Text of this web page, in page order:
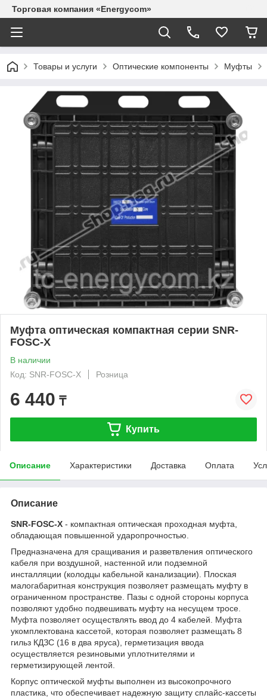
Торговая компания «Energycom»
Товары и услуги Оптические компоненты Муфты
Муфта оптическая компактная серии SNR-
FOSC-X
В наличии
Код: SNR-FOSC-X
Розница
6 440 ₸
Купить
Описание Характеристики Доставка Оплата
Описание
SNR-FOSC-X - компактная оптическая проходная муфта,
обладающая повышенной ударопрочностью.
Предназначена для сращивания и разветвления оптического
кабеля при воздушной, настенной или подземной
инсталляции (колодцы кабельной канализации). Плоская
малогабаритная конструкция позволяет размещать муфту в
ограниченном пространстве. Пазы с одной стороны корпуса
позволяют удобно подвешивать муфту на несущем тросе.
Муфта позволяет осуществлять ввод до 4 кабелей. Муфта
укомплектована кассетой, которая позволяет размещать 8
гильз КДЗС (16 в два яруса), герметизация ввода
осуществляется резиновыми уплотнителями и
герметизирующей лентой.
Корпус оптической муфты выполнен из высокопрочного
пластика, что обеспечивает надежную защиту сплайс-кассеты